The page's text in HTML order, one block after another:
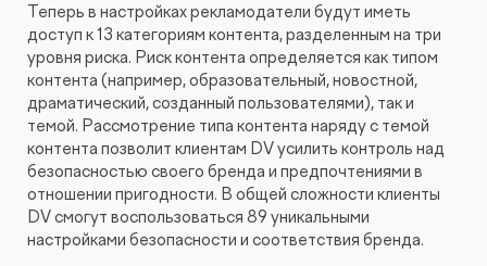
Теперь в настройках рекламодатели будут иметь
доступ к 13 категориям контента, разделенным на три
уровня риска. Риск контента определяется как типом
контента (например, образовательный, новостной,
драматический, созданный пользователями), так и
темой. Рассмотрение типа контента наряду с темой
контента позволит клиентам DV усилить контроль над
безопасностью своего бренда и предпочтениями в
отношении пригодности. В общей сложности клиенты
DV смогут воспользоваться 89 уникальными
настройками безопасности и соответствия бренда.